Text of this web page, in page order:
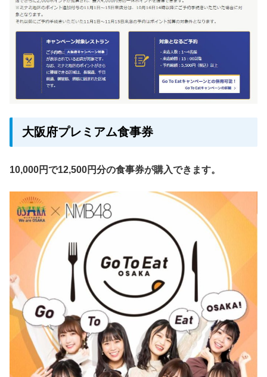
大阪府プレミアム食事券
10,000円で12,500円分の食事券が購入できます。